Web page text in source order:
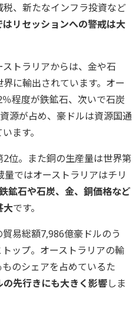
、新たなインフラ投資など
はリセッションへの警戒は大
トラリアからは、金や石
に輸出されています。オー
程度が鉄鉱石、次いで石炭
源が占め、豪ドルは資源国通
ます。
位。また銅の生産量は世界第
ではオーストラリアはチリ
鉱石や石炭、金、銅価格など
大です。
易総額7,986億豪ドルのう
ップ。オーストラリアの輸
のシェアを占めているた
先行きにも大きく影響しま